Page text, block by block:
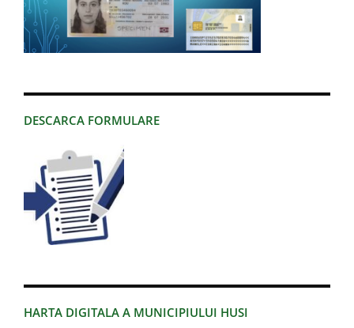
DESCARCA FORMULARE
HARTA DIGITALA A MUNICIPIULUI HUSI